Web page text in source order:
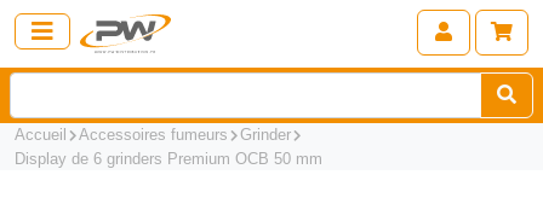
Accueil Accessoires fumeurs
Grinder
Display de 6 grinders Premium OCB 50 mm